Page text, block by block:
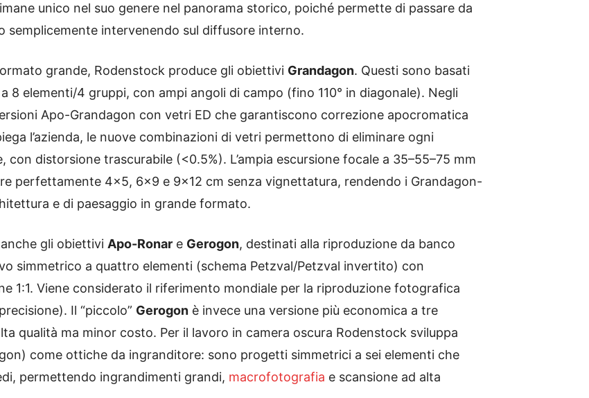
unico nel suo genere nel panorama storico, poiché permette di passare da
semplicemente intervenendo sul diffusore interno.
grande, Rodenstock produce gli obiettivi Grandagon. Questi sono basati
8 elementi/4 gruppi, con ampi angoli di campo (fino 110° in diagonale). Negli
Apo-Grandagon con vetri ED che garantiscono correzione apocromatica
l’azienda, le nuove combinazioni di vetri permettono di eliminare ogni
distorsione trascurabile (<0.5%). L’ampia escursione focale a 35–55–75 mm
perfettamente 4×5, 6×9 e 9×12 cm senza vignettatura, rendendo i Grandagon-
e di paesaggio in grande formato.
gli obiettivi Apo-Ronar e Gerogon, destinati alla riproduzione da banco
simmetrico a quattro elementi (schema Petzval/Petzval invertito) con
1:1. Viene considerato il riferimento mondiale per la riproduzione fotografica
Il “piccolo” Gerogon è invece una versione più economica a tre
qualità ma minor costo. Per il lavoro in camera oscura Rodenstock sviluppa
come ottiche da ingranditore: sono progetti simmetrici a sei elementi che
permettendo ingrandimenti grandi, macrofotografia e scansione ad alta